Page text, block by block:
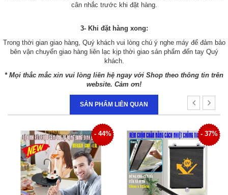
cân nhắc trước khi đặt hàng.
3- Khi đặt hàng xong:
Trong thời gian giao hàng, Quý khách vui lòng chú ý nghe máy để đảm bảo
bên vận chuyển giao hàng liên lạc kịp thời giao sản phẩm đến tay Quý
khách.
* Mọi thắc mắc xin vui lòng liên hệ ngay với Shop theo thông tin trên
website. Cảm ơn!
SẢN PHẨM LIÊN QUAN
- 44% - 37%